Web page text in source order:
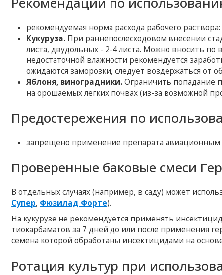
рекомендуемая норма расхода рабочего раствора:
Кукуруза. При раннепослесходовом внесении
листа, двудольных - 2-4 листа. Можно вносить
недостаточной влажности рекомендуется
ожидаются заморозки, следует воздержаться от
Яблоня, виноградники.Ограничить попадание
на орошаемых легких почвах (из-за возможной
Предостережения по
запрещено применение препарата
Проверенные баковые смеси
В отдельных случаях (например, в саду) может
Супер, Фюзилад Форте).
На кукурузе не рекомендуется применять
тиокарбаматов за 7 дней до или после применения
семена которой обработаны инсектицидами на
Ротация культур при